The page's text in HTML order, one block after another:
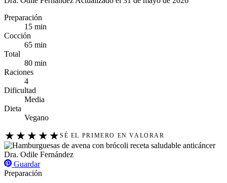
Preparación
15 min
Cocción
65 min
Total
80 min
Raciones
4
Dificultad
Media
Dieta
Vegano
★ ★ ★ ★ ★ SÉ EL PRIMERO EN VALORAR
Guardar
Preparación